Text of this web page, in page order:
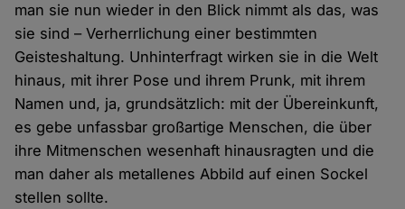
man sie nun wieder in den Blick nimmt als das, was
sie sind – Verherrlichung einer bestimmten
Geisteshaltung. Unhinterfragt wirken sie in die Welt
hinaus, mit ihrer Pose und ihrem Prunk, mit ihrem
Namen und, ja, grundsätzlich: mit der Übereinkunft,
es gebe unfassbar großartige Menschen, die über
ihre Mitmenschen wesenhaft hinausragten und die
man daher als metallenes Abbild auf einen Sockel
stellen sollte.